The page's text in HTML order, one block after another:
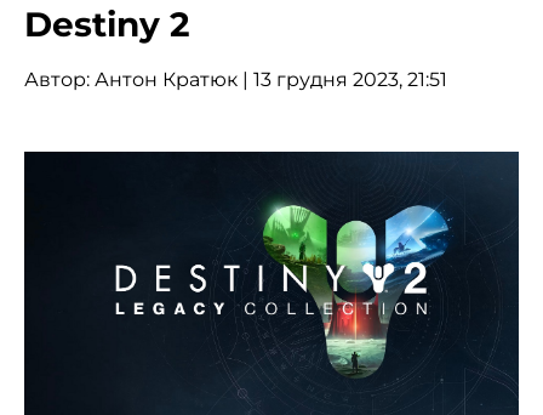
Destiny 2
Автор: Антон Кратюк | 13 грудня 2023, 21:51